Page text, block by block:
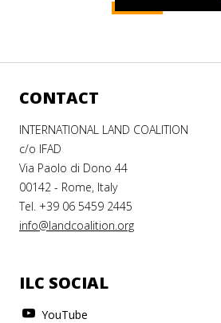
CONTACT
INTERNATIONAL LAND COALITION
c/o IFAD
Via Paolo di Dono 44
00142 - Rome, Italy
Tel. +39 06 5459 2445
info@landcoalition.org
ILC SOCIAL
YouTube